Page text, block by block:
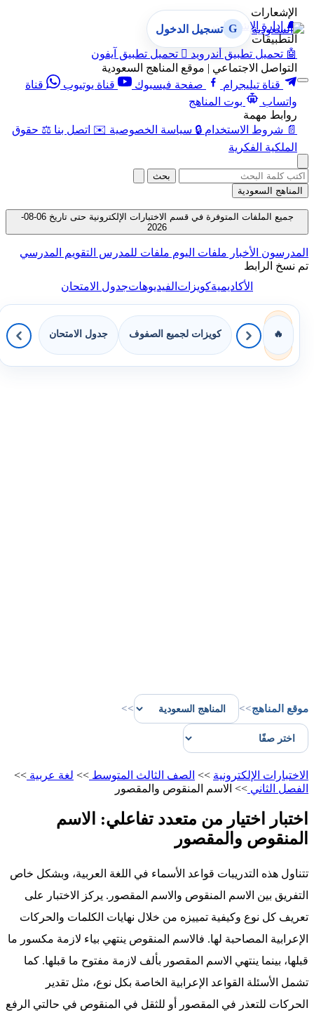
الإشعارات
🔔
إدارة الإشعارات
التطبيقات
🤖 تحميل تطبيق أندرويد  تحميل تطبيق آيفون
التواصل الاجتماعي | موقع المناهج السعودية
قناة تيليجرام
صفحة فيسبوك قناة يوتيوب
قناة
واتساب
بوت المناهج
روابط مهمة
📄 شروط الاستخدام 🔒 سياسة الخصوصية ✉️ اتصل بنا ⚖️ حقوق
الملكية الفكرية
G تسجيل الدخول
بحث
المناهج السعودية
جميع الملفات المتوفرة في قسم الاختبارات الإلكترونية حتى تاريخ 06-08-
2026
المدرسون الأخبار ملفات اليوم ملفات للمدرس التقويم المدرسي
تم نسخ الرابط
الأكاديميةكويزاتالفيديوهاتجدول الامتحان
🔥 كويزات لجميع الصفوف جدول الامتحان
موقع المناهج>>
>>
الاختبارات الإلكترونية >> الصف الثالث المتوسط >> لغة عربية >>
الفصل الثاني >> الاسم المنقوص والمقصور
اختبار اختيار من متعدد تفاعلي: الاسم
المنقوص والمقصور
تتناول هذه التدريبات قواعد الأسماء في اللغة العربية، وبشكل خاص
التفريق بين الاسم المنقوص والاسم المقصور. يركز الاختبار على
تعريف كل نوع وكيفية تمييزه من خلال نهايات الكلمات والحركات
الإعرابية المصاحبة لها. فالاسم المنقوص ينتهي بياء لازمة مكسور ما
قبلها، بينما ينتهي الاسم المقصور بألف لازمة مفتوح ما قبلها. كما
تشمل الأسئلة القواعد الإعرابية الخاصة بكل نوع، مثل تقدير
الحركات للتعذر في المقصور أو للثقل في المنقوص في حالتي الرفع